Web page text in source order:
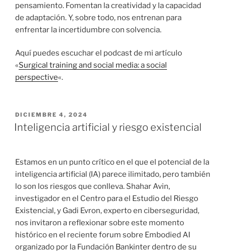
pensamiento. Fomentan la creatividad y la capacidad
de adaptación. Y, sobre todo, nos entrenan para
enfrentar la incertidumbre con solvencia.
Aquí puedes escuchar el podcast de mi artículo
«Surgical training and social media: a social
perspective«.
PUBLICADO
EL
DICIEMBRE 4, 2024
Inteligencia artificial y riesgo existencial
Estamos en un punto crítico en el que el potencial de la
inteligencia artificial (IA) parece ilimitado, pero también
lo son los riesgos que conlleva. Shahar Avin,
investigador en el Centro para el Estudio del Riesgo
Existencial, y Gadi Evron, experto en ciberseguridad,
nos invitaron a reflexionar sobre este momento
histórico en el reciente forum sobre Embodied AI
organizado por la Fundación Bankinter dentro de su